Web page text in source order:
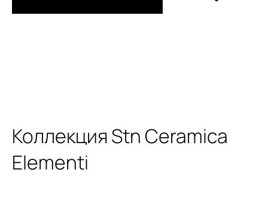
Коллекция Stn Ceramica
Elementi